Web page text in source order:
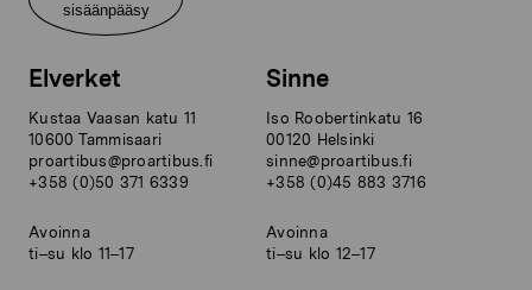
sisäänpääsy
Elverket
Kustaa Vaasan katu 11
10600 Tammisaari
proartibus@proartibus.fi
+358 (0)50 371 6339
Avoinna
ti–su klo 11–17
Sinne
Iso Roobertinkatu 16
00120 Helsinki
sinne@proartibus.fi
+358 (0)45 883 3716
Avoinna
ti–su klo 12–17